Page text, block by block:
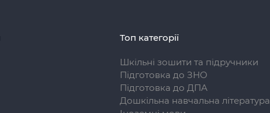
Топ категорії
Шкільні зошити та підручники
Підготовка до ЗНО
Підготовка до ДПА
Дошкільна навчальна література